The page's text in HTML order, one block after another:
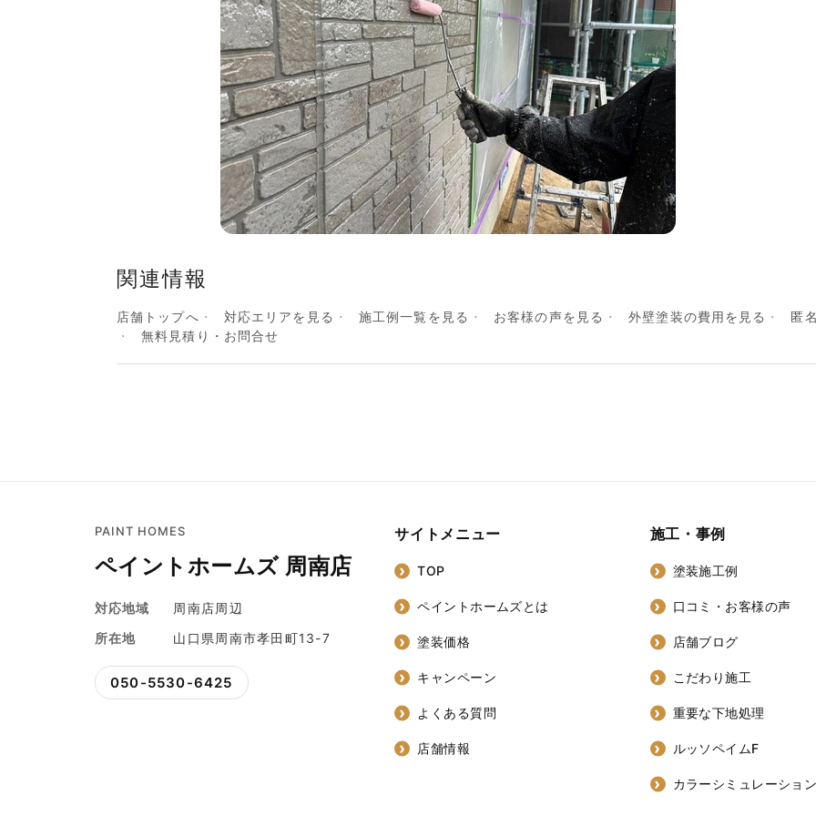
関連情報
店舗トップへ 対応エリアを見る 施工例一覧を見る お客様の声を見る 外壁塗装の費用を見る
匿
無料見積り・お問合せ
PAINT HOMES
ペイントホームズ 周南店
対応地域
周南店周辺
所在地
山口県周南市孝田町13-7
050-5530-6425
サイトメニュー
TOP
ペイントホームズとは
塗装価格
キャンペーン
よくある質問
店舗情報
施工・事例
塗装施工例
口コミ・お客様の声
店舗ブログ
こだわり施工
重要な下地処理
ルッソペイムF
カラーシミュレーション